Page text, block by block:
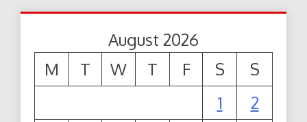
August 2026
M
T W T F S
S
1
2